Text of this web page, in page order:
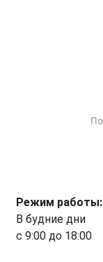
Режим работы:
В будние дни
с 9:00 до 18:00